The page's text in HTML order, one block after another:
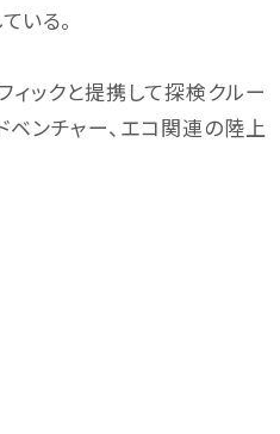
いる。
ィックと提携して探検クルー
ベンチャー、エコ関連の陸上